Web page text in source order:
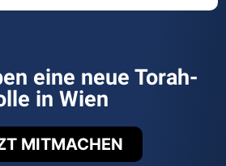
eine neue Torah-
in Wien
MITMACHEN